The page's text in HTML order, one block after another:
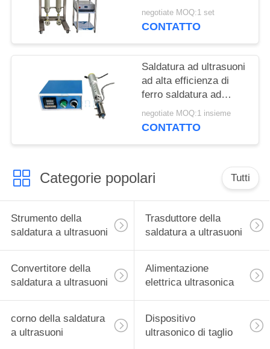
dispersione nero di
carbonio macchina
negotiate MOQ:1 set
CONTATTO
Saldatura ad ultrasuoni
ad alta efficienza di
ferro saldatura ad
ultrasuoni di vetro per
l'industria delle
negotiate MOQ:1 insieme
CONTATTO
Categorie popolari Tutti
Strumento della
saldatura a ultrasuoni
Trasduttore della
saldatura a ultrasuoni
Convertitore della
saldatura a ultrasuoni
Alimentazione
elettrica ultrasonica
corno della saldatura
a ultrasuoni
Dispositivo
ultrasonico di taglio